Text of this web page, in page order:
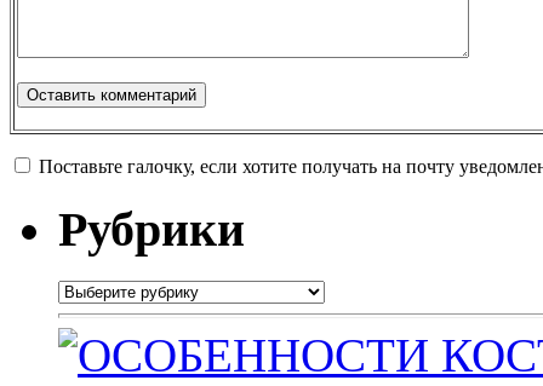
Поставьте галочку, если хотите получать на почту
Рубрики